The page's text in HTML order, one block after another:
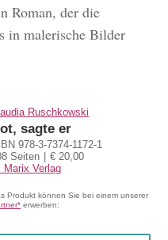
Roman, der die
in malerische Bilder
Ruschkowski
sagte er
978-3-7374-1172-1
Seiten
€ 20,00
Marix Verlag
Produkt können Sie bei einem unserer
erwerben: